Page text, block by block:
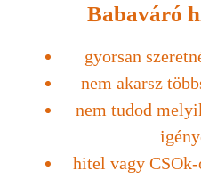
Babaváró
gyorsan
nem akarsz
nem tudod
hitel vagy